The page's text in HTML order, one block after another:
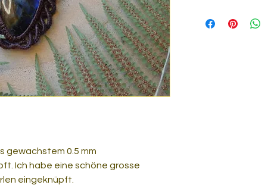
gewachstem 0.5 mm
Ich habe eine schöne grosse
eingeknüpft.